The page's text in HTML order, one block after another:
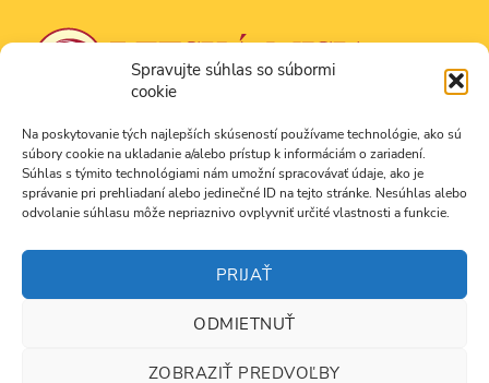
Spravujte súhlas so súbormi
cookie
Na poskytovanie tých najlepších skúseností používame technológie, ako sú
súbory cookie na ukladanie a/alebo prístup k informáciám o zariadení.
Súhlas s týmito technológiami nám umožní spracovávať údaje, ako je
správanie pri prehliadaní alebo jedinečné ID na tejto stránke. Nesúhlas alebo
odvolanie súhlasu môže nepriaznivo ovplyvniť určité vlastnosti a funkcie.
PRIJAŤ
ODMIETNUŤ
ZOBRAZIŤ PREDVOĽBY
Navštívil si už?
Kluby Dobrej zvesti
Poštový korešpondenčný kurz
Zásady používania súborov cookie (EÚ)